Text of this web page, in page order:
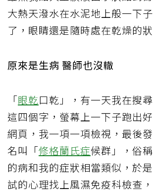
大熱天潑水在水泥地上般一下
了，眼睛還是隨時處在乾燥的狀
原來是生病 醫師也沒轍
「眼乾口乾」，有一天我在搜
這四個字，螢幕上一下子跑出
網頁，我一項一項檢視，最後
名叫「修格蘭氏症候群」，俗
的病和我的症狀相當類似，於
試的心理找上風濕免疫科檢查